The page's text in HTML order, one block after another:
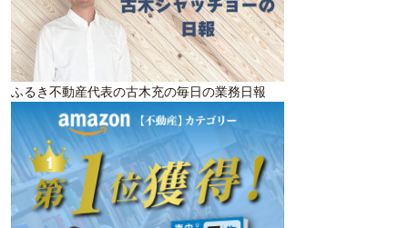
ふるき不動産代表の古木充の毎日の業務日報